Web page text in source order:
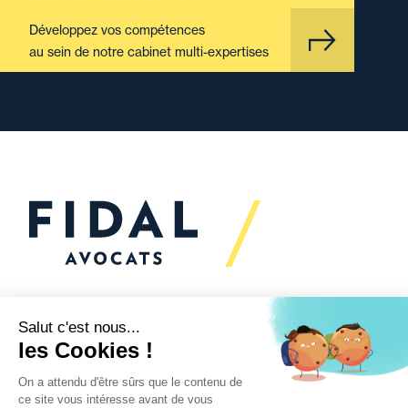
Développez vos compétences
au sein de notre cabinet multi-expertises
Vous souhaitez échanger
avec nous ?
Nous sommes